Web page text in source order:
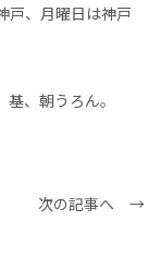
戸、月曜日は神戸
、朝うろん。
次の記事へ →